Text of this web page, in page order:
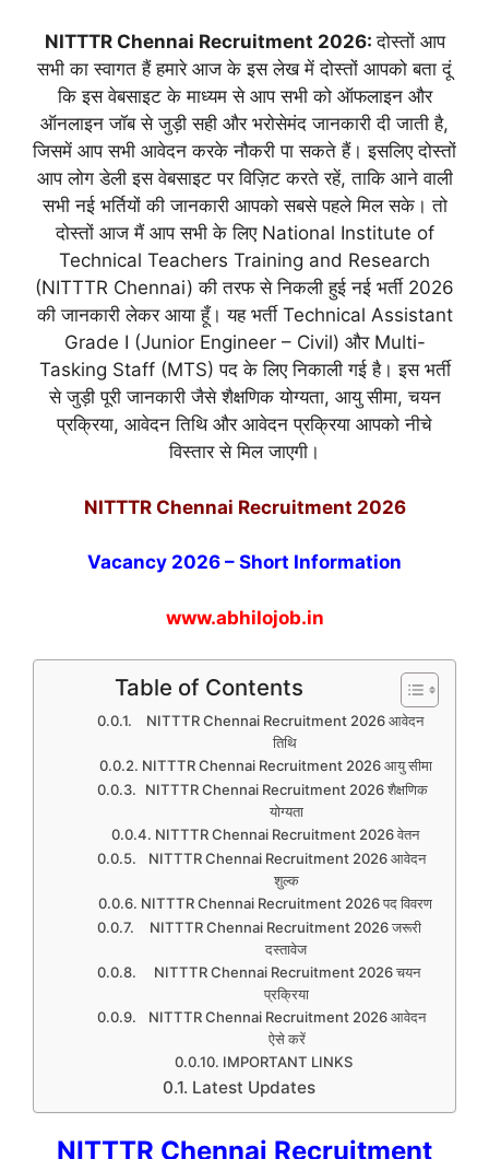
NITTTR Chennai Recruitment 2026:दोस्तों आप
सभी का स्वागत हैं हमारे आज के इस लेख में दोस्तों आपको बता दूं
कि इस वेबसाइट के माध्यम से आप सभी को ऑफलाइन और
ऑनलाइन जॉब से जुड़ी सही और भरोसेमंद जानकारी दी जाती है,
जिसमें आप सभी आवेदन करके नौकरी पा सकते हैं। इसलिए दोस्तों
आप लोग डेली इस वेबसाइट पर विज़िट करते रहें, ताकि आने वाली
सभी नई भर्तियों की जानकारी आपको सबसे पहले मिल सके। तो
दोस्तों आज मैं आप सभी के लिए National Institute of
Technical Teachers Training and Research
(NITTTR Chennai) की तरफ से निकली हुई नई भर्ती 2026
की जानकारी लेकर आया हूँ। यह भर्ती Technical Assistant
Grade I (Junior Engineer – Civil) और Multi-
Tasking Staff (MTS) पद के लिए निकाली गई है। इस भर्ती
से जुड़ी पूरी जानकारी जैसे शैक्षणिक योग्यता, आयु सीमा, चयन
प्रक्रिया, आवेदन तिथि और आवेदन प्रक्रिया आपको नीचे
विस्तार से मिल जाएगी।
NITTTR Chennai Recruitment 2026
Vacancy 2026 – Short Information
www.abhilojob.in
Table of Contents
NITTTR Chennai Recruitment 2026 आवेदन
तिथि
NITTTR Chennai Recruitment 2026 आयु सीमा
NITTTR Chennai Recruitment 2026 शैक्षणिक
योग्यता
NITTTR Chennai Recruitment 2026 वेतन
NITTTR Chennai Recruitment 2026 आवेदन
शुल्क
NITTTR Chennai Recruitment 2026 पद विवरण
NITTTR Chennai Recruitment 2026 जरूरी
दस्तावेज
NITTTR Chennai Recruitment 2026 चयन
प्रक्रिया
NITTTR Chennai Recruitment 2026 आवेदन
ऐसे करें
IMPORTANT LINKS
Latest Updates
NITTTR Chennai Recruitment